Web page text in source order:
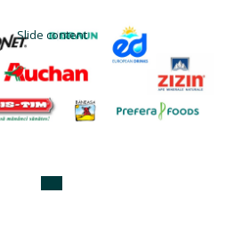
Slide content